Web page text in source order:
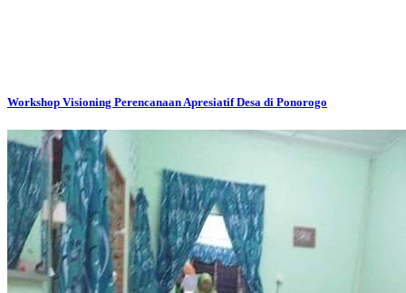
Workshop Visioning Perencanaan Apresiatif Desa di Ponorogo